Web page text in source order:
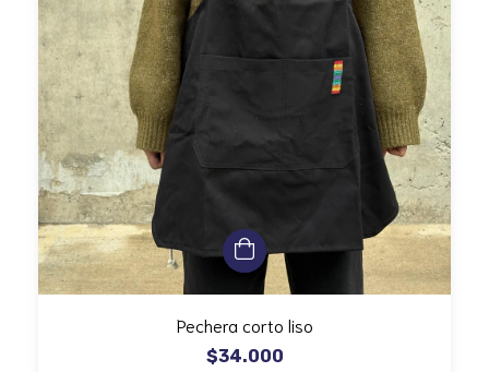
Pechera corto liso
$34.000